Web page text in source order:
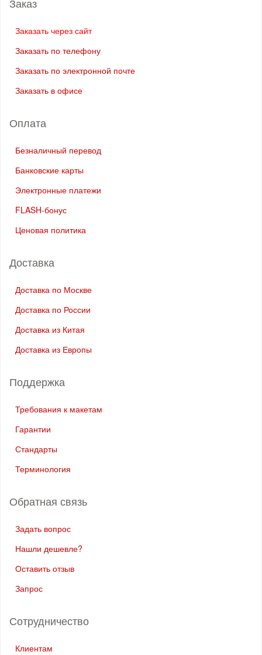
Заказать через сайт
Заказать по телефону
Заказать по электронной почте
Заказать в офисе
Оплата
Безналичный перевод
Банковские карты
Электронные платежи
FLASH-бонус
Ценовая политика
Доставка
Доставка по Москве
Доставка по России
Доставка из Китая
Доставка из Европы
Поддержка
Требования к макетам
Гарантии
Стандарты
Терминология
Обратная связь
Задать вопрос
Нашли дешевле?
Оставить отзыв
Запрос
Сотрудничество
Клиентам